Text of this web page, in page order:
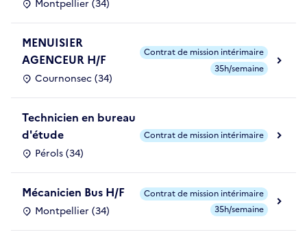
Montpellier (34)
MENUISIER
AGENCEUR H/F
Cournonsec (34)
Contrat de mission intérimaire
35h/semaine
Technicien en bureau
d'étude
Pérols (34)
Contrat de mission intérimaire
Mécanicien Bus H/F
Montpellier (34)
Contrat de mission intérimaire
35h/semaine